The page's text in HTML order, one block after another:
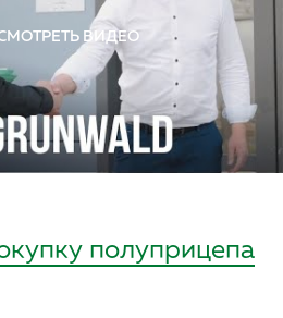
ВИДЕО
полуприцепа